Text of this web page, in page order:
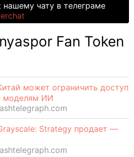
чату в телеграме
Fan Token
может ограничить доступ
моделям ИИ
Strategy продает —